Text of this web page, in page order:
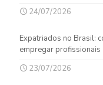
24/07/2026
Expatriados no Brasil:
empregar profissionais
23/07/2026